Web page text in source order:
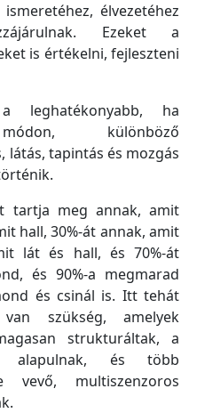
élvezetéhez
Ezeket a
is értékelni, fejleszteni
ha
különböző
látás, tapintás és mozgás
tartja meg annak, amit
hall, 30%-át annak, amit
lát és hall, és 70%-át
és 90%-a megmarad
és csinál is. Itt tehát
szükség, amelyek
strukturáltak, a
alapulnak, és több
vevő, multiszenzoros